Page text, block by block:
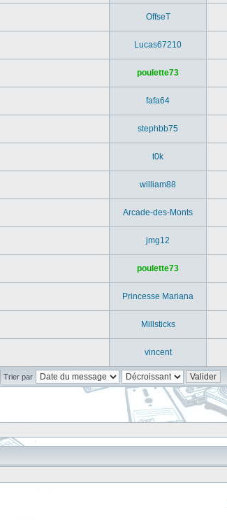
OffseT
Lucas67210
poulette73
fafa64
stephbb75
t0k
william88
Arcade-des-Monts
jmg12
poulette73
Princesse Mariana
Millsticks
vincent
Trier par